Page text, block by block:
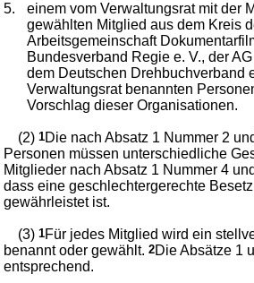
5.
einem vom Verwaltungsrat mit der
gewählten Mitglied aus dem Kreis
Arbeitsgemeinschaft
Bundesverband Regie e. V., der
dem Deutschen Drehbuchverband
Verwaltungsrat benannten
Vorschlag dieser Organisationen.
(2)1Die nach Absatz 1 Nummer 2
Personen müssen unterschiedliche
Mitglieder nach Absatz 1 Nummer 4
dass eine geschlechtergerechte
gewährleistet ist.
(3)1Für jedes Mitglied wird ein
benannt oder gewählt.2Die Absätze 1
entsprechend.